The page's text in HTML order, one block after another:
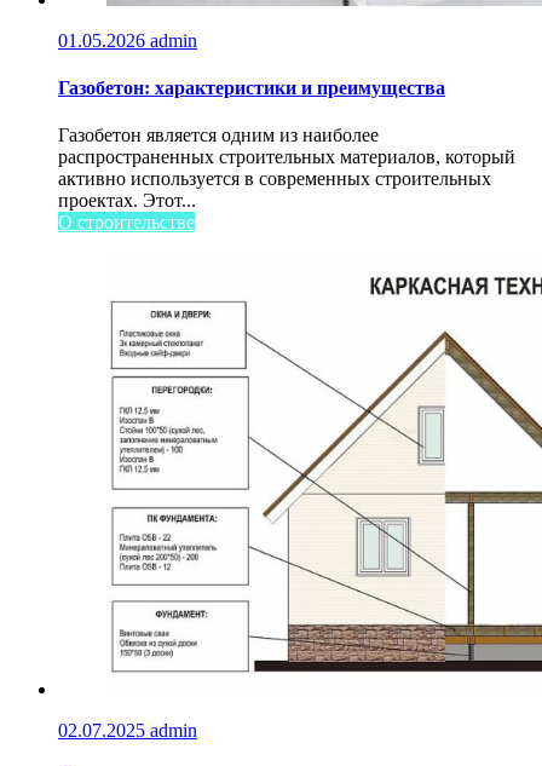
01.05.2026 admin
Газобетон: характеристики и преимущества
Газобетон является одним из наиболее
распространенных строительных материалов, который
активно используется в современных строительных
проектах. Этот...
О строительстве
02.07.2025 admin